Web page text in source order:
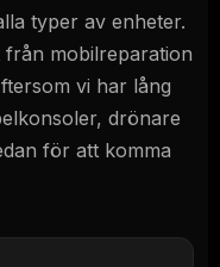
typer av enheter.
från mobilreparation
vi har lång
drönare
för att komma